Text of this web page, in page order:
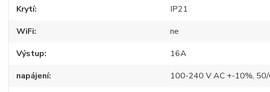
Krytí
IP21
WiFi
ne
Výstup
16A
napájení
100-240 V AC +-10%,